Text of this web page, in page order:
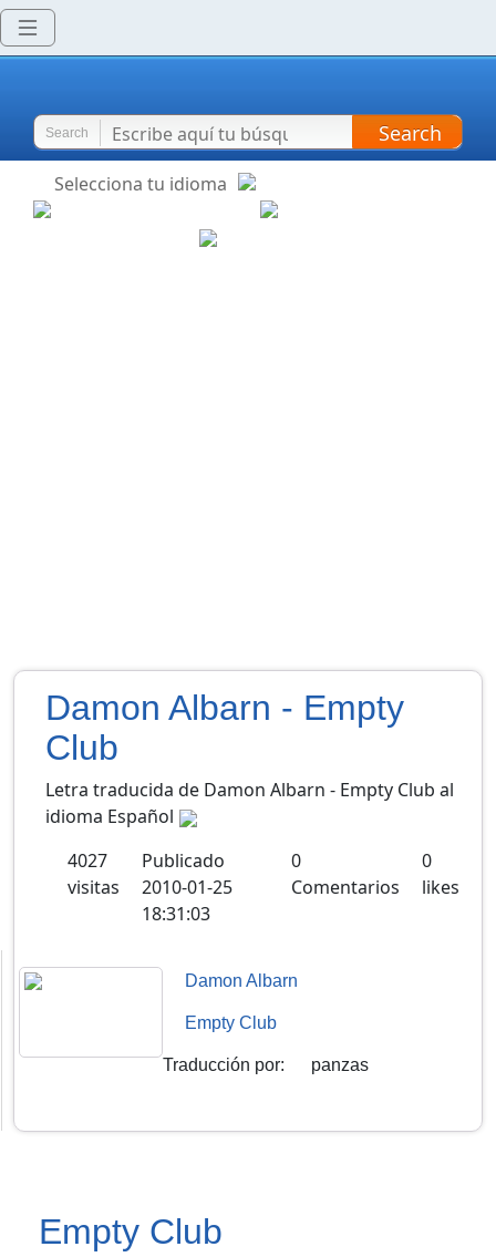
Search Search
Selecciona tu idioma
Damon Albarn - Empty
Club
Letra traducida de Damon Albarn - Empty Club al
idioma Español
4027
visitas
Publicado
2010-01-25
18:31:03
0
Comentarios
0
likes
Damon Albarn
Empty Club
Traducción por: panzas
Empty Club